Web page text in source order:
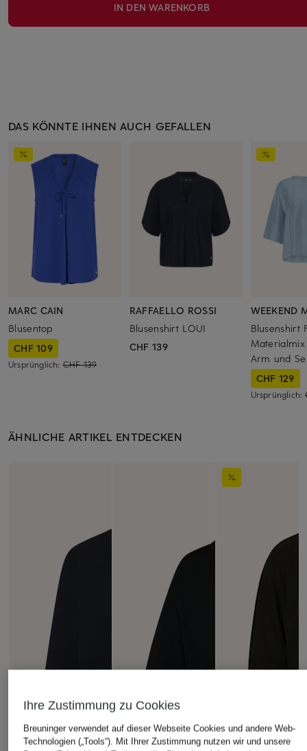
IN DEN WARENKORB
DAS KÖNNTE IHNEN AUCH GEFALLEN
MARC CAIN
Blusentop
CHF 109
Ursprünglich: CHF 139
RAFFAELLO ROSSI
Blusenshirt LOUI
CHF 139
WEEKEND
Blusenshirt
Arm und
CHF 129
Ursprünglich:
ÄHNLICHE ARTIKEL ENTDECKEN
Ihre Zustimmung zu Cookies
Breuninger verwendet auf dieser Webseite Cookies und andere Web-
Technologien („Tools“). Mit Ihrer Zustimmung nutzen wir und unsere